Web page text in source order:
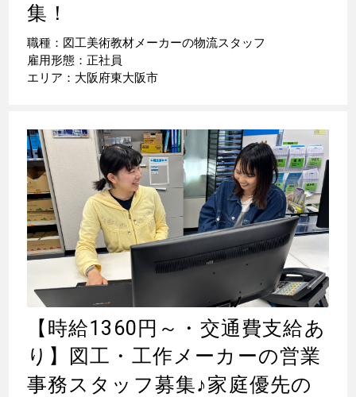
集！
職種：図工美術教材メーカーの物流スタッフ
雇用形態：正社員
エリア：大阪府東大阪市
【時給1360円～・交通費支給あ
り】図工・工作メーカーの営業
事務スタッフ募集♪家庭優先の